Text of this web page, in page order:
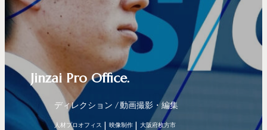
Jinzai Pro Office.
ディレクション 動画撮影・編集
人材プロオフィス 映像制作 大阪府枚方市